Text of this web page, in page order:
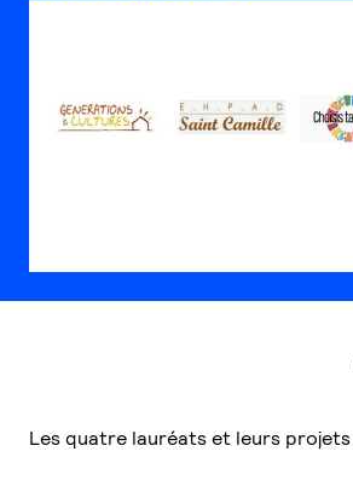
Les quatre lauréats et leurs projets